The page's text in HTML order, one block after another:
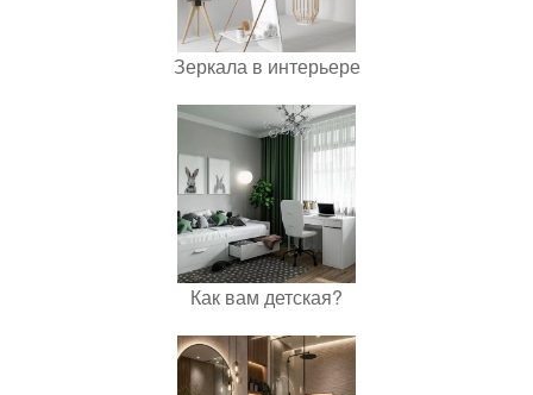
Зеркала в интерьере
Как вам детская?